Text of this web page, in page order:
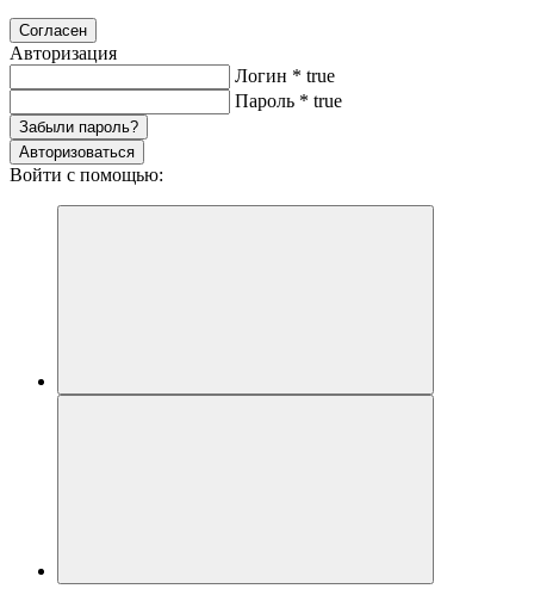
Согласен
Авторизация
Логин * true
Пароль * true
Забыли пароль?
Авторизоваться
Войти с помощью: